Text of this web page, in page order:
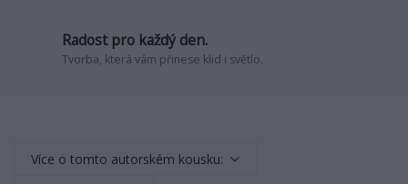
Radost pro každý den.
Tvorba, která vám přinese klid i světlo.
Více o tomto autorském kousku: